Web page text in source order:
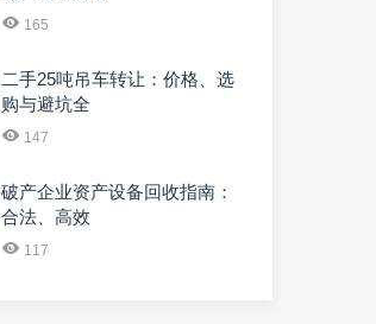
165
二手25吨吊车转让：价格、选
购与避坑全
147
破产企业资产设备回收指南：
合法、高效
117